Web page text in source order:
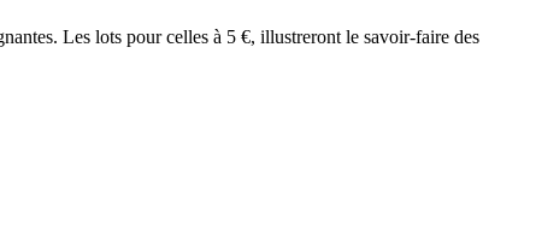
Les lots pour celles à 5 €, illustreront le savoir-faire des